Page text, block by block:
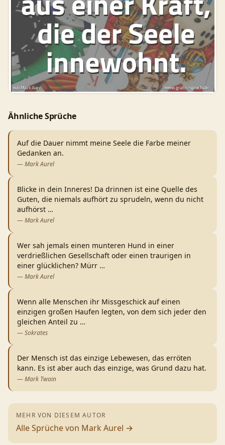
Ähnliche Sprüche
Auf die Dauer nimmt meine Seele die Farbe meiner
Gedanken an.
— Mark Aurel
Blicke in dein Inneres! Da drinnen ist eine Quelle des
Guten, die niemals aufhört zu sprudeln, wenn du nicht
aufhörst …
— Mark Aurel
Wer sah jemals einen munteren Hund in einer
verdrießlichen Gesellschaft oder einen traurigen in
einer glücklichen? Mürr …
— Mark Aurel
Wenn alle Menschen ihr Missgeschick auf einen
einzigen großen Haufen legten, von dem sich jeder den
gleichen Anteil zu …
— Sokrates
Der Mensch ist das einzige Lebewesen, das erröten
kann. Es ist aber auch das einzige, was Grund dazu hat.
— Mark Twain
MEHR VON DIESEM AUTOR
Alle Sprüche von Mark Aurel →